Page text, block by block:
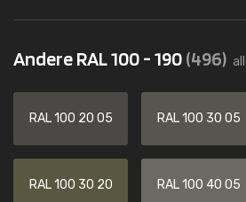
Andere RAL 100 - 190(496)
RAL 100 20 05 RAL 100 30 05
RAL 100 30 20 RAL 100 40 05